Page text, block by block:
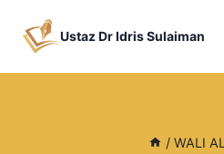
Ustaz Dr Idris Sulaiman
/ WALI